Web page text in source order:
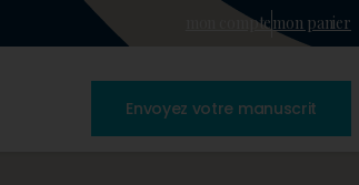
mon comptemon panier
Envoyez votre manuscrit